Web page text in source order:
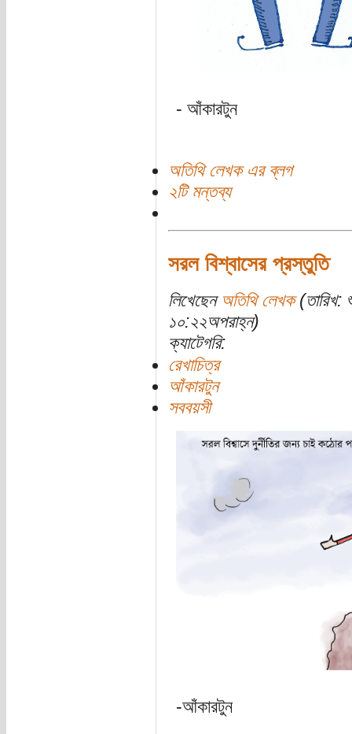
- আঁকারটুন
অতিথি লেখক এর ব্লগ
২টি মন্তব্য
সরল বিশ্বাসের প্রস্তুতি
লিখেছেন অতিথি লেখক(তারিখ:
১০:২২অপরাহ্ন)
ক্যাটেগরি:
রেখাচিত্র
আঁকারটুন
সববয়সী
-আঁকারটুন